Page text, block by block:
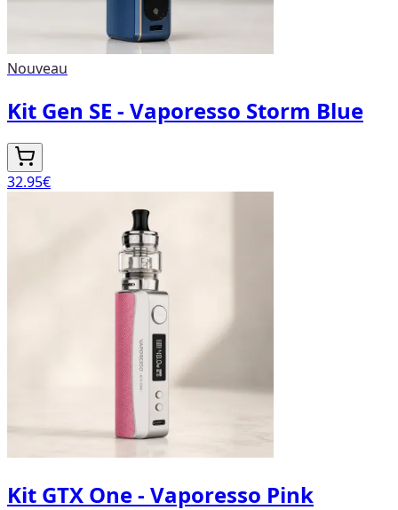
Nouveau
Kit Gen SE - Vaporesso Storm Blue
32.95€
Kit GTX One - Vaporesso Pink